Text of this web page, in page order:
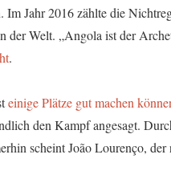
Im Jahr 2016 zählte die
der Welt. „Angola ist der
.
einige Plätze gut machen
den Kampf angesagt.
scheint João Lourenço, der